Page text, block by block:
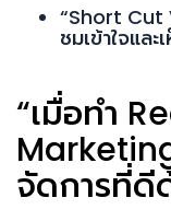
“Short Cut
ชมเข้าใจแล
“เมื่อทำ
จัดการที่ดี